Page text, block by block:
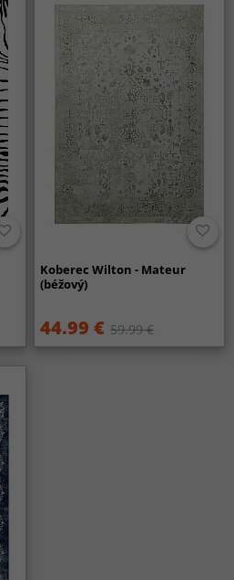
Koberec Wilton - Mateur
(béžový)
44.99 € 59.99 €